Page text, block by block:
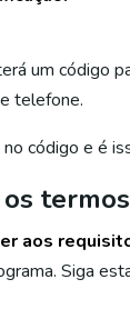
um código
telefone.
código e é
aos
Siga